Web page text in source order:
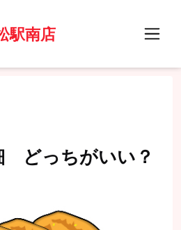
駅南店
どっちがいい？